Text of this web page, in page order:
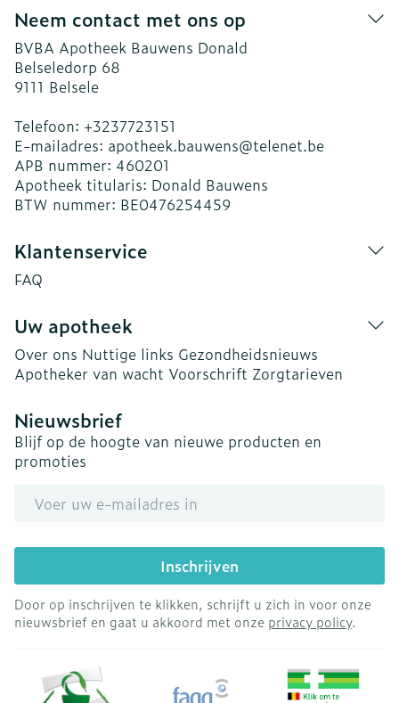
Neem contact met ons op
BVBA Apotheek Bauwens Donald
Belseledorp 68
9111 Belsele
Telefoon: +3237723151
E-mailadres: apotheek.bauwens@telenet.be
APB nummer: 460201
Apotheek titularis: Donald Bauwens
BTW nummer: BE0476254459
Klantenservice
FAQ
Uw apotheek
Over ons Nuttige links Gezondheidsnieuws
Apotheker van wacht Voorschrift Zorgtarieven
Nieuwsbrief
Blijf op de hoogte van nieuwe producten en
promoties
Inschrijven
Door op inschrijven te klikken, schrijft u zich in voor onze
nieuwsbrief en gaat u akkoord met onze privacy policy.